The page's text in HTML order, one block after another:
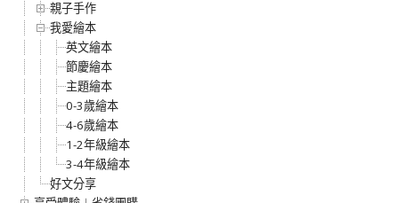
親子手作
我愛繪本
英文繪本
節慶繪本
主題繪本
0-3歲繪本
4-6歲繪本
1-2年級繪本
3-4年級繪本
好文分享